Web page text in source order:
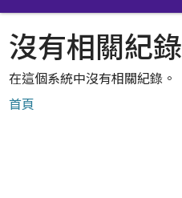
沒有相關紀錄
在這個系統中沒有相關紀錄。
首頁